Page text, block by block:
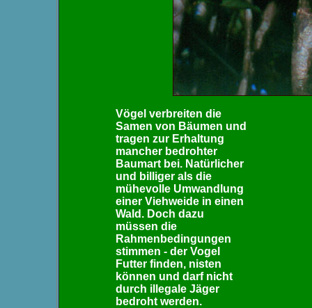
Vögel verbreiten die
Samen von Bäumen und
tragen zur Erhaltung
mancher bedrohter
Baumart bei. Natürlicher
und billiger als die
mühevolle Umwandlung
einer Viehweide in einen
Wald. Doch dazu
müssen die
Rahmenbedingungen
stimmen - der Vogel
Futter finden, nisten
können und darf nicht
durch illegale Jäger
bedroht werden.